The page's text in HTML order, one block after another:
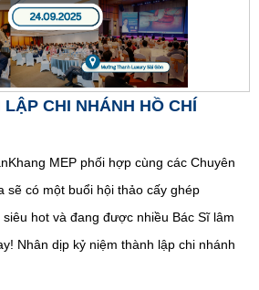
CHI NHÁNH HỒ CHÍ
MEP phối hợp cùng các Chuyên
sẽ có một buổi hội thảo cấy ghép
hot và đang được nhiều Bác Sĩ lâm
Nhân dịp kỷ niệm thành lập chi nhánh